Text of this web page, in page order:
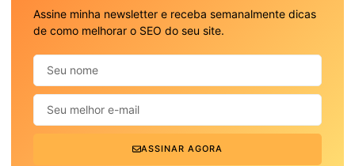
Assine minha newsletter e receba semanalmente dicas
de como melhorar o SEO do seu site.
ASSINAR AGORA